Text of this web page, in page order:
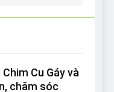
Cu Gáy và
chăm sóc